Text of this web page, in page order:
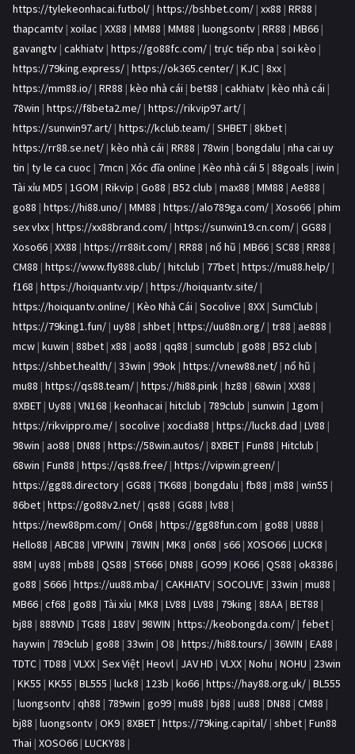
https://tylekeonhacai.futbol/ | https://bshbet.com/ | xx88 | RR88 |
thapcamtv | xoilac | XX88 | MM88 | MM88 | luongsontv | RR88 | MB66 |
gavangtv | cakhiatv | https://go88fc.com/ | trực tiếp nba | soi kèo |
https://79king.express/ | https://ok365.center/ | KJC | 8xx |
https://mm88.io/ | RR88 | kèo nhà cái | bet88 | cakhiatv | kèo nhà cái |
78win | https://f8beta2.me/ | https://rikvip97.art/ |
https://sunwin97.art/ | https://kclub.team/ | SHBET | 8kbet |
https://rr88.se.net/ | kèo nhà cái | RR88 | 78win | bongdalu | nha cai uy
tin | ty le ca cuoc | 7mcn | Xóc đĩa online | Kèo nhà cái 5 | 88goals | iwin |
Tài xỉu MD5 | 1GOM | Rikvip | Go88 | B52 club | max88 | MM88 | Ae888 |
go88 | https://hi88.uno/ | MM88 | https://alo789ga.com/ | Xoso66 | phim
sex vlxx | https://xx88brand.com/ | https://sunwin19.cn.com/ | GG88 |
Xoso66 | XX88 | https://rr88it.com/ | RR88 | nổ hũ | MB66 | SC88 | RR88 |
CM88 | https://www.fly888.club/ | hitclub | 77bet | https://mu88.help/ |
f168 | https://hoiquantv.vip/ | https://hoiquantv.site/ |
https://hoiquantv.online/ | Kèo Nhà Cái | Socolive | 8XX | SumClub |
https://79king1.fun/ | uy88 | shbet | https://uu88n.org/ | tr88 | ae888 |
mcw | kuwin | 88bet | x88 | ao88 | qq88 | sumclub | go88 | B52 club |
https://shbet.health/ | 33win | 99ok | https://vnew88.net/ | nổ hũ |
mu88 | https://qs88.team/ | https://hi88.pink | hz88 | 68win | XX88 |
8XBET | Uy88 | VN168 | keonhacai | hitclub | 789club | sunwin | 1gom |
https://rikvippro.me/ | socolive | xocdia88 | https://luck8.dad | LV88 |
98win | ao88 | DN88 | https://58win.autos/ | 8XBET | Fun88 | Hitclub |
68win | Fun88 | https://qs88.free/ | https://vipwin.green/ |
https://gg88.directory | GG88 | TK688 | bongdalu | fb88 | m88 | win55 |
86bet | https://go88v2.net/ | qs88 | GG88 | lv88 |
https://new88pm.com/ | On68 | https://gg88fun.com | go88 | U888 |
Hello88 | ABC88 | VIPWIN | 78WIN | MK8 | on68 | s66 | XOSO66 | LUCK8 |
88M | uy88 | mb88 | QS88 | ST666 | DN88 | GO99 | KO66 | QS88 | ok8386 |
go88 | S666 | https://uu88.mba/ | CAKHIATV | SOCOLIVE | 33win | mu88 |
MB66 | cf68 | go88 | Tài xỉu | MK8 | LV88 | LV88 | 79king | 88AA | BET88 |
bj88 | 888VND | TG88 | 188V | 98WIN | https://keobongda.com/ | febet |
haywin | 789club | go88 | 33win | O8 | https://hi88.tours/ | 36WIN | EA88 |
TDTC | TD88 | VLXX | Sex Việt | Heovl | JAV HD | VLXX | Nohu | NOHU | 23win
| KK55 | KK55 | BL555 | luck8 | 123b | ko66 | https://hay88.org.uk/ | BL555
| luongsontv | qh88 | 789win | go99 | mu88 | bj88 | uu88 | DN88 | CM88 |
bj88 | luongsontv | OK9 | 8XBET | https://79king.capital/ | shbet | Fun88
Thai | XOSO66 | LUCKY88 |